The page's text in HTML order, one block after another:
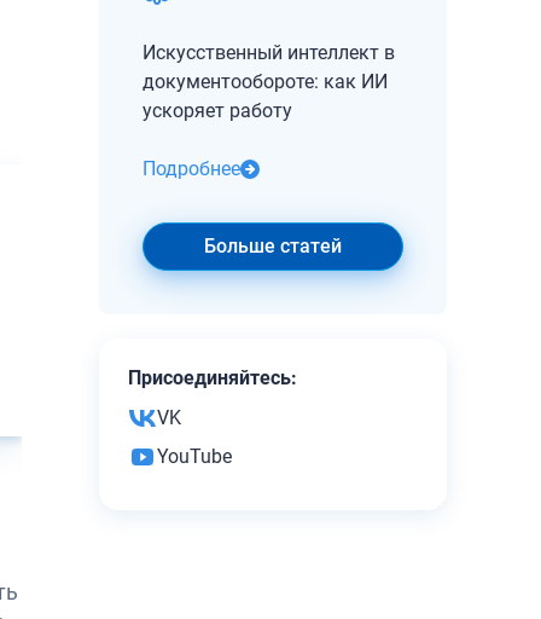
Искусственный интеллект в
документообороте: как ИИ
ускоряет работу
Подробнее
Больше статей
Присоединяйтесь:
VK
YouTube